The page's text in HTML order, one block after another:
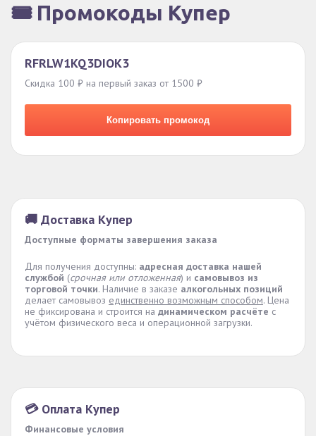
🎟️ Промокоды Купер
RFRLW1KQ3DIOK3
Скидка 100 ₽ на первый заказ от 1500 ₽
Копировать промокод
🚚 Доставка Купер
Доступные форматы завершения заказа
Для получения доступны: адресная доставка нашей
службой (срочная или отложенная) и самовывоз из
торговой точки. Наличие в заказе алкогольных позиций
делает самовывоз единственно возможным способом. Цена
не фиксирована и строится на динамическом расчёте с
учётом физического веса и операционной загрузки.
💳 Оплата Купер
Финансовые условия